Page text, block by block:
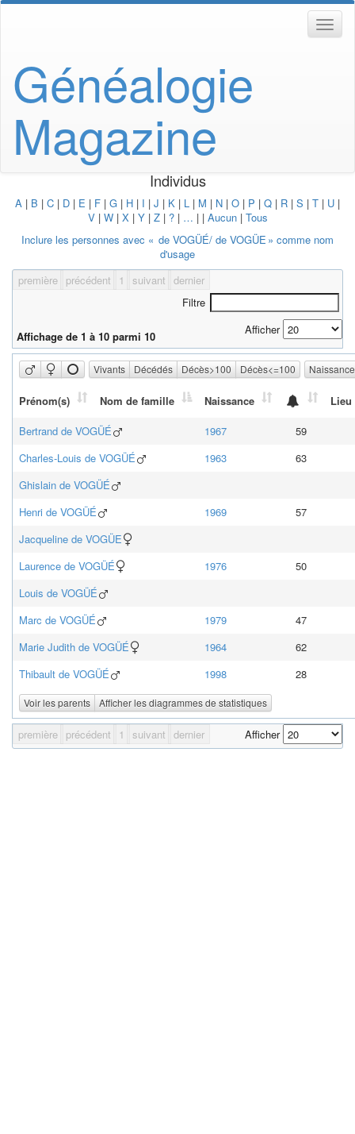
Généalogie
Magazine
Individus
A | B | C | D | E | F | G | H | I | J | K | L | M | N | O | P | Q | R | S | T | U |
V| W| X| Y| Z| ?| … | | Aucun| Tous
Inclure les personnes avec « de VOGÜÉ/ de VOGÜE » comme nom
d'usage
première précédent 1 suivant
dernier
Filtre
Affichage de 1 à 10 parmi 10 Afficher
Vivants Décédés Décès>100 Décès<=100
Prénom(s) Nom de famille Naissance Lieu
Voir les parents Afficher les diagrammes de statistiques
Bertrand de VOGÜÉ 1967
59
Charles-Louis de VOGÜÉ 1963
63
Ghislain de VOGÜÉ
Henri de VOGÜÉ 1969
57
Jacqueline de VOGÜE
Laurence de VOGÜÉ 1976
50
Louis de VOGÜÉ
Marc de VOGÜÉ 1979
47
Marie Judith de VOGÜÉ 1964
62
Thibault de VOGÜÉ 1998 28
première précédent 1 suivant dernier Afficher